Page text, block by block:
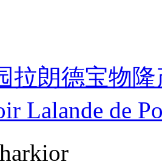
拉朗德宝物隆
Lalande de